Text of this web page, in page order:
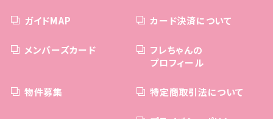
ガイドMAP カード決済について
メンバーズカード
フレちゃんの
プロフィール
物件募集 特定商取引法について